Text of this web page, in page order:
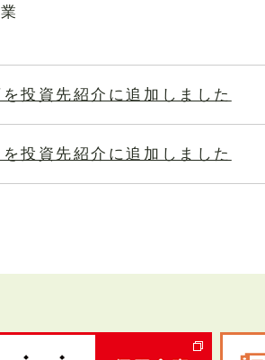
投資先紹介に追加しました
投資先紹介に追加しました